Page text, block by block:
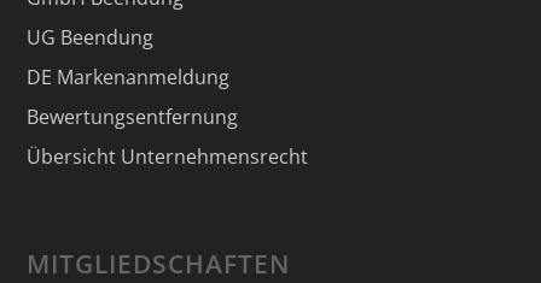
UG Beendung
DE Markenanmeldung
Bewertungsentfernung
Übersicht Unternehmensrecht
MITGLIEDSCHAFTEN